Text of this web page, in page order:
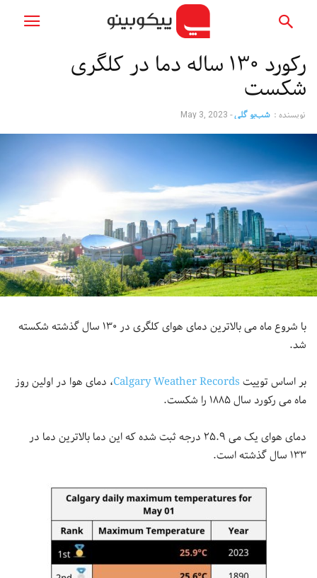
رکورد ۱۳۰ ساله دما در کلگری
شکست
نویسنده : شب‌بو گلی-
May 3, 2023
با شروع ماه می بالاترین دمای هوای کلگری در ۱۳۰ سال گذشته شکسته
شد.
بر اساس توییتCalgary Weather Records، دمای هوا در اولین روز
ماه می رکورد سال ۱۸۸۵ را شکست.
دمای هوای یک می ۲۵.۹ درجه ثبت شده که این دما بالاترین دما در
۱۳۳ سال گذشته است.